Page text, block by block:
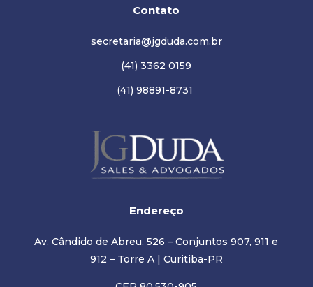
Contato
secretaria@jgduda.com.br
(41) 3362 0159
(41) 98891-8731
Endereço
Av. Cândido de Abreu, 526 – Conjuntos 907, 911 e
912 – Torre A | Curitiba-PR